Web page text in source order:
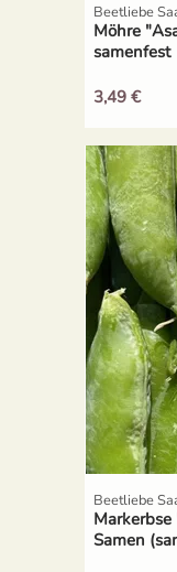
Beetliebe
Möhre
samenfest
3,49 €
Beetliebe
Samen